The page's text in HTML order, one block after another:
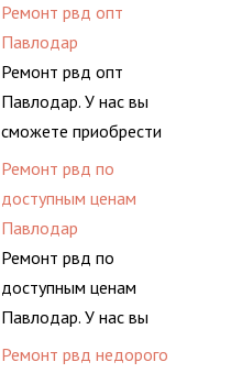
сложную задачу.
давления. Ремонт
шлангов производится
высококвалифицирован
ными спецами, которые
помогут решить любую
сложную задачу.
рукав с разными
фитингами и
комплектующими,
АДЫМ Инжиниринг
предлагает ремонт
давления. Ремонт
шлангов производится
высококвалифицирован
ными спецами, которые
помогут решить любую
сложную задачу.
Ремонт рвд опт
Павлодар
Ремонт рвд опт
Павлодар. У нас вы
сможете приобрести
рукав с разными
фитингами и
комплектующими,
АДЫМ Инжиниринг
предлагает ремонт
шлангов высокого
шлангов производится
Ремонт рвд по
доступным ценам
Павлодар
Ремонт рвд по
доступным ценам
Павлодар. У нас вы
сможете приобрести
Ремонт рвд недорого